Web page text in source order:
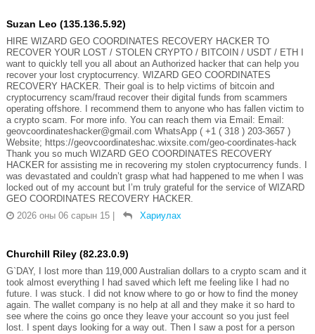
Suzan Leo (135.136.5.92)
HIRE WIZARD GEO COORDINATES RECOVERY HACKER TO
RECOVER YOUR LOST / STOLEN CRYPTO / BITCOIN / USDT / ETH I
want to quickly tell you all about an Authorized hacker that can help you
recover your lost cryptocurrency. WIZARD GEO COORDINATES
RECOVERY HACKER. Their goal is to help victims of bitcoin and
cryptocurrency scam/fraud recover their digital funds from scammers
operating offshore. I recommend them to anyone who has fallen victim to
a crypto scam. For more info. You can reach them via Email: Email:
geovcoordinateshacker@gmail.com WhatsApp ( +1 ( 318 ) 203-3657 )
Website; https://geovcoordinateshac.wixsite.com/geo-coordinates-hack
Thank you so much WIZARD GEO COORDINATES RECOVERY
HACKER for assisting me in recovering my stolen cryptocurrency funds. I
was devastated and couldn’t grasp what had happened to me when I was
locked out of my account but I’m truly grateful for the service of WIZARD
GEO COORDINATES RECOVERY HACKER.
2026 оны 06 сарын 15
Хариулах
Churchill Riley (82.23.0.9)
G`DAY, I lost more than 119,000 Australian dollars to a crypto scam and it
took almost everything I had saved which left me feeling like I had no
future. I was stuck. I did not know where to go or how to find the money
again. The wallet company is no help at all and they make it so hard to
see where the coins go once they leave your account so you just feel
lost. I spent days looking for a way out. Then I saw a post for a person